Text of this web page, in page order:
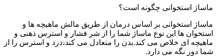
ماساژ استخوانی چگونه است؟
ماساژ استخوانی بر اساس درمان از طریق مالش ماهیچه ها و
استخوان ها این نوع ماساژ شما را از شر فشار و استرس ذهنی و
ماهیچه ای خلاص می کند.بدن را متعادل می کند،درد و استرس را از
شما دور نگه می دارد.